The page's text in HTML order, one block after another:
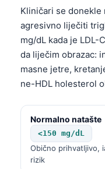
Kliničari se donekle
agresivno liječiti
mg/dL kada je LDL-
da liječim obrazac:
masne jetre,
ne-HDL holesterol
Normalno natašte
<150 mg/dL
Obično prihvatljivo,
rizik
Latviešu valoda
Македонски
Euskara
Gàidhlig
Occitan
العربية المغربية
Afrikaans
Монгол